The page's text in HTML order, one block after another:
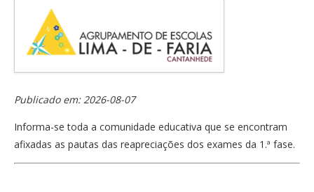
Publicado em: 2026-08-07
Informa-se toda a comunidade educativa que se encontram
afixadas as pautas das reapreciações dos exames da 1.ª fase.